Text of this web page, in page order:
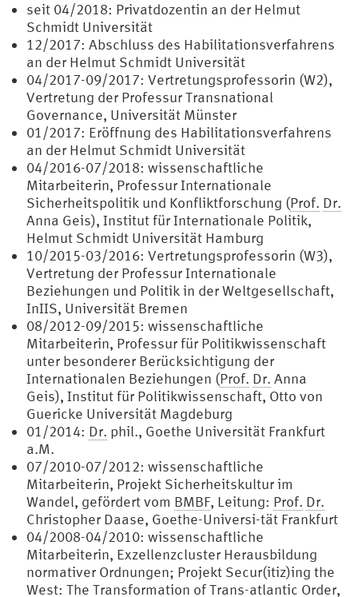
seit 04/2018: Privatdozentin an der Helmut
Schmidt Universität
12/2017: Abschluss des Habilitationsverfahrens
an der Helmut Schmidt Universität
04/2017-09/2017: Vertretungsprofessorin (W2),
Vertretung der Professur Transnational
Governance, Universität Münster
01/2017: Eröffnung des Habilitationsverfahrens
an der Helmut Schmidt Universität
04/2016-07/2018: wissenschaftliche
Mitarbeiterin, Professur Internationale
Sicherheitspolitik und Konfliktforschung (Prof. Dr.
Anna Geis), Institut für Internationale Politik,
Helmut Schmidt Universität Hamburg
10/2015-03/2016: Vertretungsprofessorin (W3),
Vertretung der Professur Internationale
Beziehungen und Politik in der Weltgesellschaft,
InIIS, Universität Bremen
08/2012-09/2015: wissenschaftliche
Mitarbeiterin, Professur für Politikwissenschaft
unter besonderer Berücksichtigung der
Internationalen Beziehungen (Prof. Dr. Anna
Geis), Institut für Politikwissenschaft, Otto von
Guericke Universität Magdeburg
01/2014: Dr. phil., Goethe Universität Frankfurt
a.M.
07/2010-07/2012: wissenschaftliche
Mitarbeiterin, Projekt Sicherheitskultur im
Wandel, gefördert vom BMBF, Leitung: Prof. Dr.
Christopher Daase, Goethe-Universi-tät Frankfurt
04/2008-04/2010: wissenschaftliche
Mitarbeiterin, Exzellenzcluster Herausbildung
normativer Ordnungen; Projekt Secur(itiz)ing the
West: The Transformation of Trans-atlantic Order,